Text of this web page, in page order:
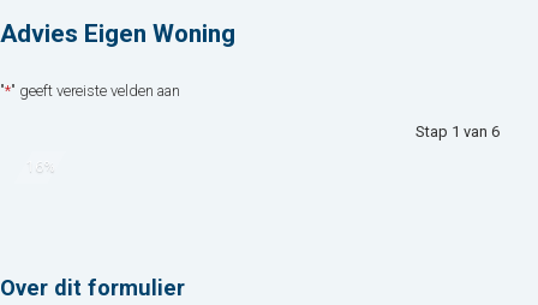
Advies Eigen Woning
"*" geeft vereiste velden aan
Stap 1 van 6
16%
Over dit formulier